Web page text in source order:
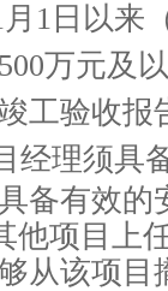
月1日 以来
500万元及
工验收报
经理须具
备有效
他项目上
从该项目